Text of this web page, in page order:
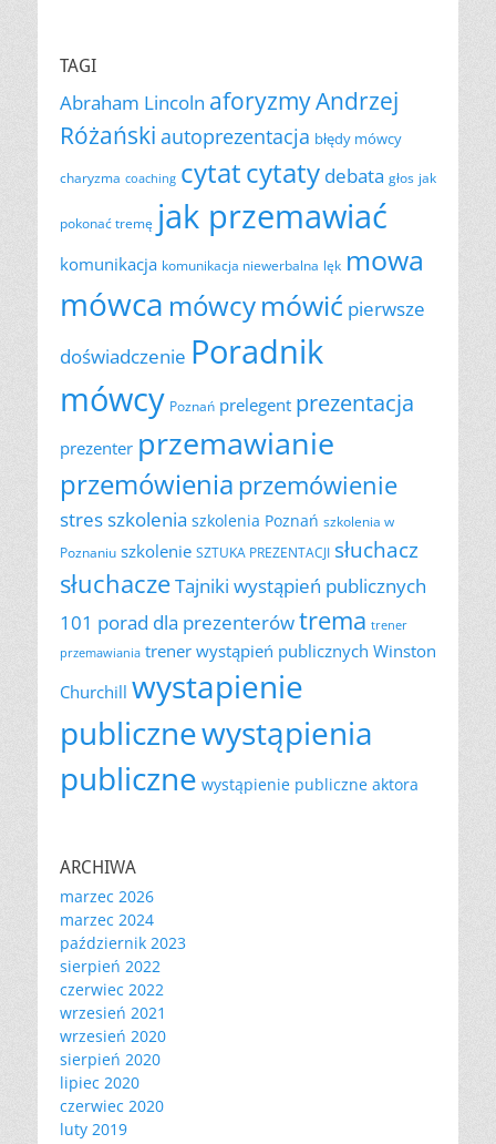
TAGI
Abraham Lincoln aforyzmyAndrzej
Różański autoprezentacja błędy mówcy
charyzma coaching cytatcytaty debata głos jak
pokonać tremę jak przemawiać
komunikacja komunikacja niewerbalna lęk mowa
mówca mówcymówić pierwsze
doświadczenie Poradnik
mówcy Poznań prelegent prezentacja
prezenter przemawianie
przemówieniaprzemówienie
stresszkolenia szkolenia Poznań szkolenia w
Poznaniu szkolenie SZTUKA PREZENTACJI słuchacz
słuchaczeTajniki wystąpień publicznych
101 porad dla prezenterówtrema trener
przemawiania trener wystąpień publicznych Winston
Churchill wystapienie
publicznewystąpienia
publiczne wystąpienie publiczne aktora
ARCHIWA
marzec 2026
marzec 2024
październik 2023
sierpień 2022
czerwiec 2022
wrzesień 2021
wrzesień 2020
sierpień 2020
lipiec 2020
czerwiec 2020
luty 2019